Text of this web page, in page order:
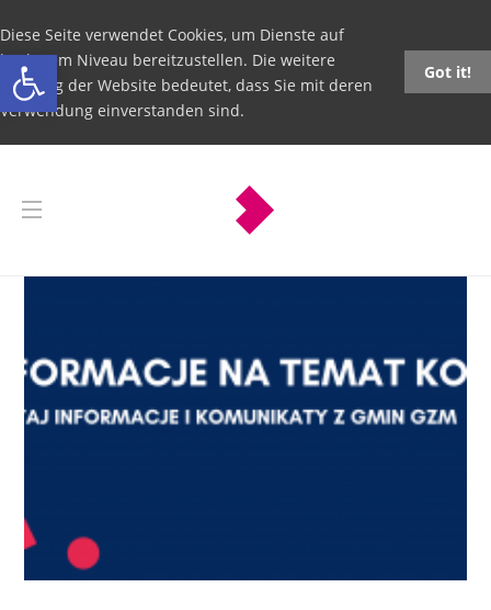
Open toolbar
Diese Seite verwendet Cookies, um Dienste auf
höchstem Niveau bereitzustellen. Die weitere
Nutzung der Website bedeutet, dass Sie mit deren
Verwendung einverstanden sind.
Got it!